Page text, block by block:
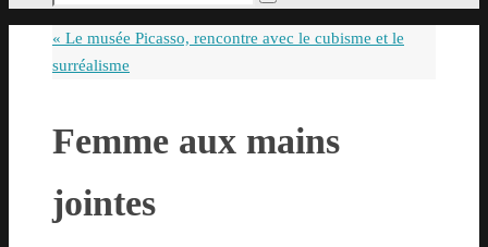
:
Rechercher
« Le musée Picasso, rencontre avec le cubisme et le
surréalisme
Femme aux mains
jointes